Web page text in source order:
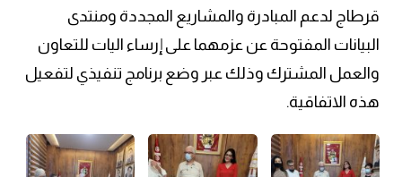
قرطاج لدعم المبادرة والمشاريع المجددة ومنتدى
البيانات المفتوحة عن عزمهما على إرساء اليات للتعاون
والعمل المشترك وذلك عبر وضع برنامج تنفيذي لتفعيل
هذه الاتفاقية.